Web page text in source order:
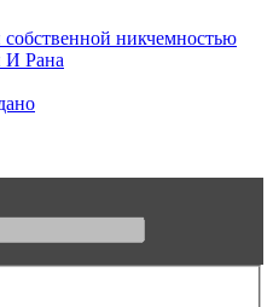
никчемностью
И Рана